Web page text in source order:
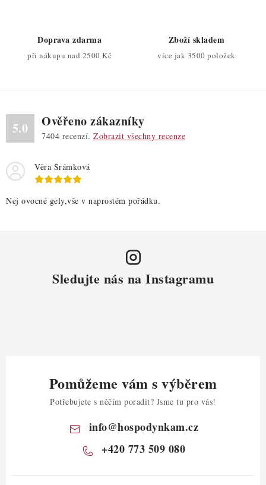
Doprava zdarma
při nákupu nad 2500 Kč
Zboží skladem
více jak 3500 položek
5.0 Ověřeno zákazníky
7404 recenzí. Zobrazit všechny recenze
Věra Šrámková
Nej ovocné gely,vše v naprostém pořádku.
Sledujte nás na Instagramu
Pomůžeme vám s výběrem
Potřebujete s něčím poradit? Jsme tu pro vás!
info@hospodynkam.cz
+420 773 509 080